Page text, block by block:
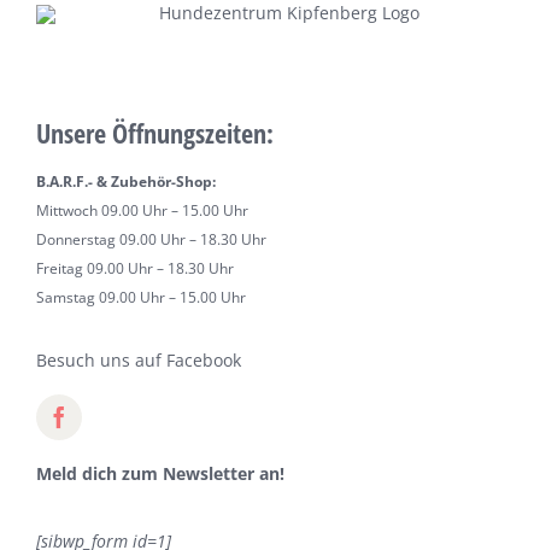
Unsere Öffnungszeiten:
B.A.R.F.- & Zubehör-Shop:
Mittwoch 09.00 Uhr – 15.00 Uhr
Donnerstag 09.00 Uhr – 18.30 Uhr
Freitag 09.00 Uhr – 18.30 Uhr
Samstag 09.00 Uhr – 15.00 Uhr
Besuch uns auf Facebook
Meld dich zum Newsletter an!
[sibwp_form id=1]